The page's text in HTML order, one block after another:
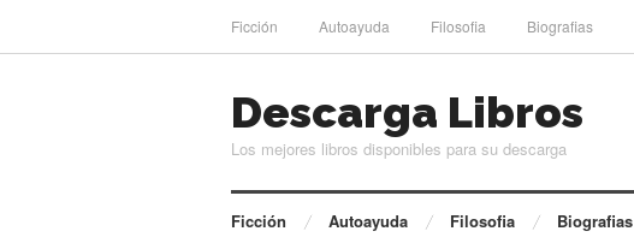
Ficción Autoayuda Filosofia Biografias
Descarga Libros
Los mejores libros disponibles para su descarga
Ficción Autoayuda Filosofia Biografias